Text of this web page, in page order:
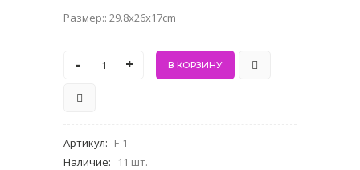
Размер:: 29.8x26x17cm
- +
Артикул: F-1
Наличие: 11 шт.